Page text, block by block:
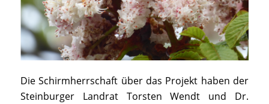
Die Schirmherrschaft über das Projekt haben der
Steinburger Landrat Torsten Wendt und Dr.